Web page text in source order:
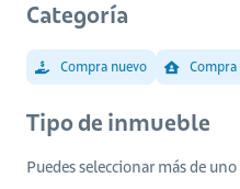
Categoría
Compra nuevo Compra
Tipo de inmueble
Puedes seleccionar más de uno